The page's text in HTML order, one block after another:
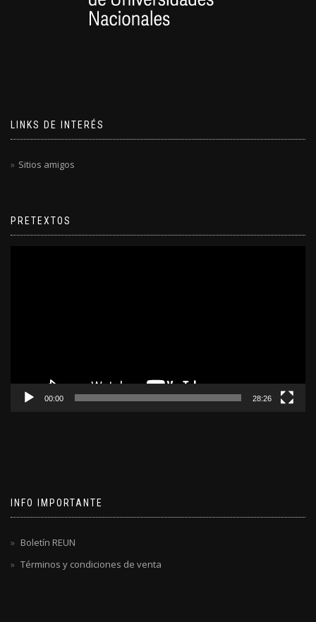
LINKS DE INTERÉS
Sitios amigos
PRETEXTOS
00:00 28:26
INFO IMPORTANTE
Boletín REUN
Términos y condiciones de venta